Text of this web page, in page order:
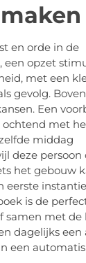
en orde in de
een opzet
met een
gevolg.
Een
met
middag
deze persoon
het gebouw
eerste
is de
samen met de
dagelijks een
een